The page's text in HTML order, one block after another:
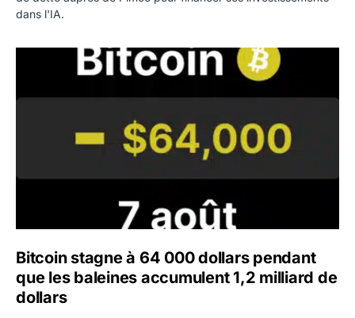
dans l'IA.
Bitcoin stagne à 64 000 dollars pendant que les
Bitcoin stagne à 64 000 dollars pendant
que les baleines accumulent 1,2 milliard de
dollars